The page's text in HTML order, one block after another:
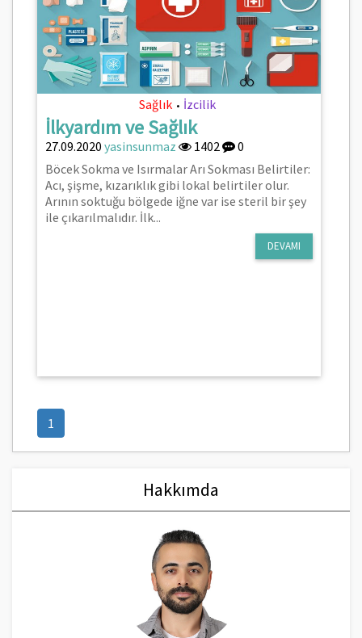
Sağlık • İzcilik
İlkyardım ve Sağlık
27.09.2020 yasinsunmaz 1402
0
Böcek Sokma ve Isırmalar Arı Sokması Belirtiler:
Acı, şişme, kızarıklık gibi lokal belirtiler olur.
Arının soktuğu bölgede iğne var ise steril bir şey
ile çıkarılmalıdır. İlk...
DEVAMI
1
Hakkımda